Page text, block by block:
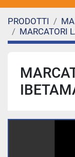
PRODOTTI
MARCATORI